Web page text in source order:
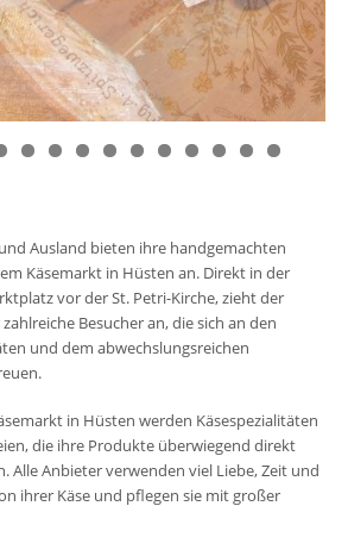
Ausland bieten ihre handgemachten
Käsemarkt in Hüsten an. Direkt in der
vor der St. Petri-Kirche, zieht der
Besucher an, die sich an den
und dem abwechslungsreichen
in Hüsten werden Käsespezialitäten
die ihre Produkte überwiegend direkt
Alle Anbieter verwenden viel Liebe, Zeit und
ihrer Käse und pflegen sie mit großer